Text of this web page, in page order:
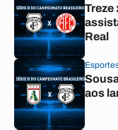
Treze
Real
aos